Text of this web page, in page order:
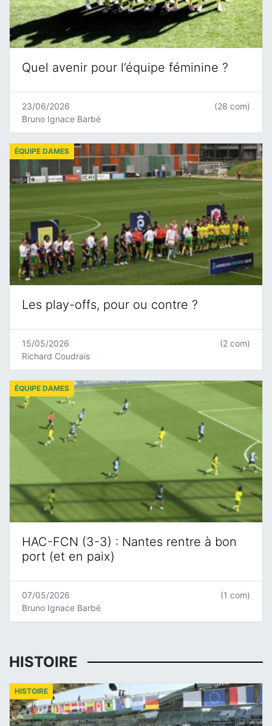
Quel avenir pour l’équipe féminine ?
23/06/2026
Bruno Ignace Barbé
(28 com)
Les play-offs, pour ou contre ?
ÉQUIPE DAMES
15/05/2026
Richard Coudrais
(2 com)
HAC-FCN (3-3) : Nantes rentre à bon
port (et en paix)
ÉQUIPE DAMES
07/05/2026
Bruno Ignace Barbé
(1 com)
HISTOIRE
HISTOIRE